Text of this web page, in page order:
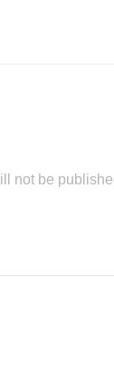
not be